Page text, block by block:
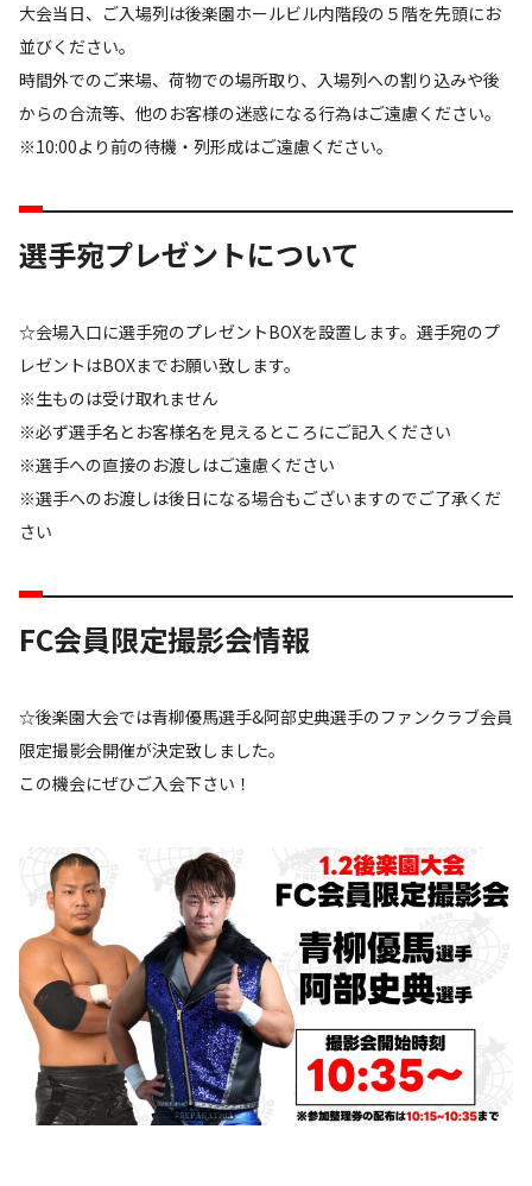
大会当日、ご入場列は後楽園ホールビル内階段の５階を先頭にお
並びください。
時間外でのご来場、荷物での場所取り、入場列への割り込みや後
からの合流等、他のお客様の迷惑になる行為はご遠慮ください。
※10:00より前の待機・列形成はご遠慮ください。
選手宛プレゼントについて
☆会場入口に選手宛のプレゼントBOXを設置します。選手宛のプ
レゼントはBOXまでお願い致します。
※生ものは受け取れません
※必ず選手名とお客様名を見えるところにご記入ください
※選手への直接のお渡しはご遠慮ください
※選手へのお渡しは後日になる場合もございますのでご了承くだ
さい
FC会員限定撮影会情報
☆後楽園大会では青柳優馬選手&阿部史典選手のファンクラブ会員
限定撮影会開催が決定致しました。
この機会にぜひご入会下さい！